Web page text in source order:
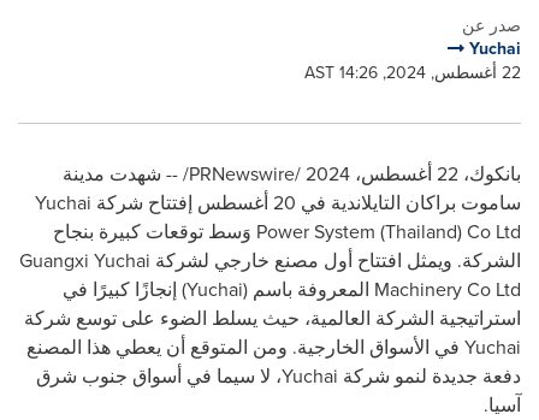
صدر عن
Yuchai
22 أغسطس, 2024, 14:26 AST
بانكوك، 22 أغسطس، 2024 / PRNewswire/ -- شهدت مدينة
ساموت براكان التايلاندية في 20 أغسطس إفتتاح شركة
Yuchai
Power System (Thailand) Co Ltd
وَسط توقعات كبيرة بنجاح
الشركة. ويمثل افتتاح أول مصنع خارجي لشركة Guangxi Yuchai
Machinery Co Ltd المعروفة باسم (Yuchai
)إنجازًا كبيرًا في
استراتيجية الشركة العالمية، حيث يسلط الضوء على توسع شركة
Yuchai في الأسواق الخارجية. ومن المتوقع أن يعطي هذا المصنع
دفعة جديدة لنمو شركة Yuchai، لا سيما في أسواق جنوب شرق
آسيا.